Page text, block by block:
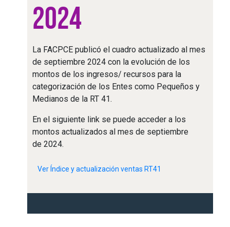
2024
La FACPCE publicó el cuadro actualizado al mes
de septiembre 2024 con la evolución de los
montos de los ingresos/ recursos para la
categorización de los Entes como Pequeños y
Medianos de la RT 41.
En el siguiente link se puede acceder a los
montos actualizados al mes de septiembre
de 2024.
Ver Índice y actualización ventas RT41